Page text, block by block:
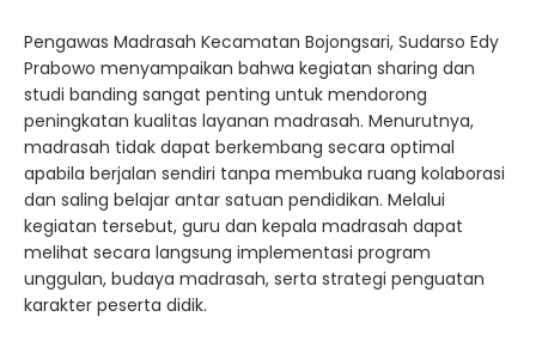
Pengawas Madrasah Kecamatan Bojongsari, Sudarso Edy
Prabowo menyampaikan bahwa kegiatan sharing dan
studi banding sangat penting untuk mendorong
peningkatan kualitas layanan madrasah. Menurutnya,
madrasah tidak dapat berkembang secara optimal
apabila berjalan sendiri tanpa membuka ruang kolaborasi
dan saling belajar antar satuan pendidikan. Melalui
kegiatan tersebut, guru dan kepala madrasah dapat
melihat secara langsung implementasi program
unggulan, budaya madrasah, serta strategi penguatan
karakter peserta didik.